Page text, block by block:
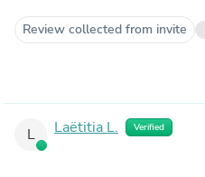
Review collected from invite
L Laëtitia L. Verified